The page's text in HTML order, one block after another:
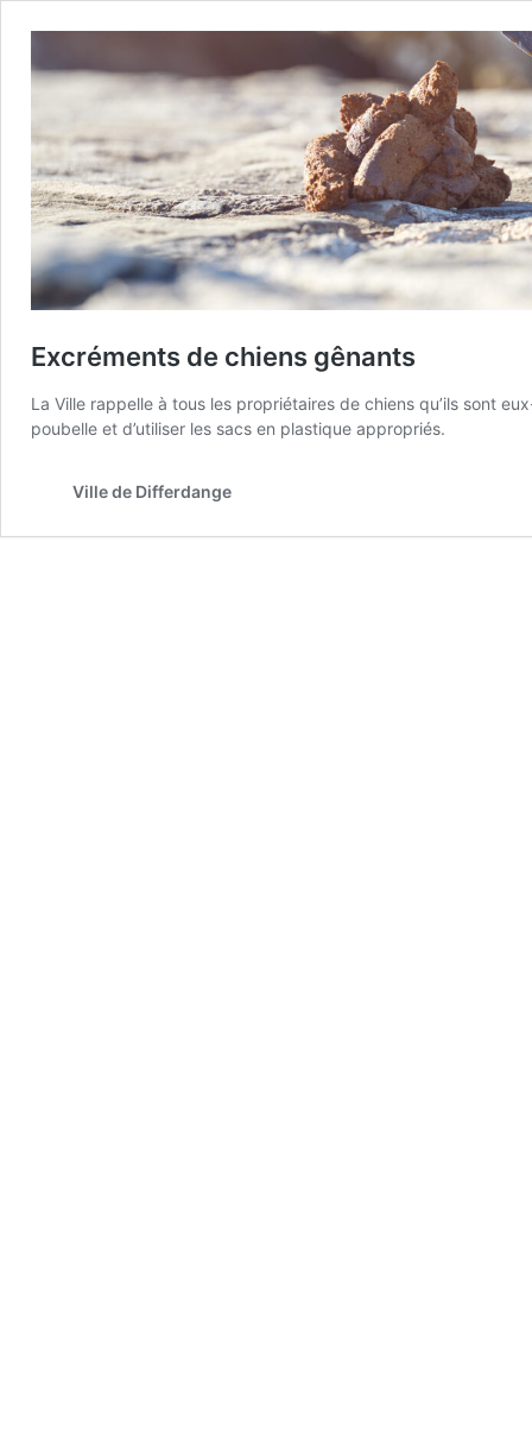
Excréments de chiens gênants
La Ville rappelle à tous les propriétaires de chiens qu’ils sont
poubelle et d’utiliser les sacs en plastique appropriés.
Ville de Differdange